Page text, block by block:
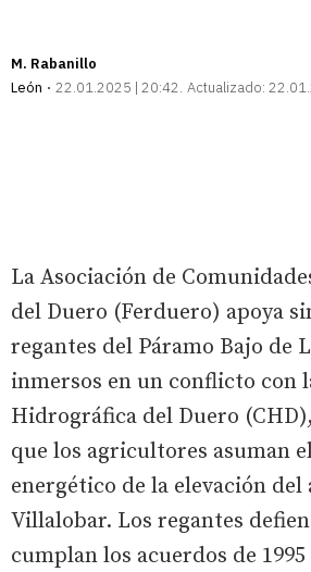
M. Rabanillo
León
22.01.2025 | 20:42 Actualizado:
La Asociación de
del Duero (Ferduero) apoya
regantes del Páramo Bajo de
inmersos en un conflicto con
Hidrográfica del Duero
que los agricultores asuman
energético de la elevación del
Villalobar. Los regantes
cumplan los acuerdos de